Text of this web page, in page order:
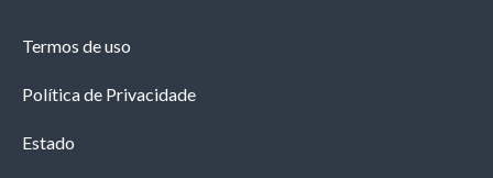
Termos de uso
Política de Privacidade
Estado